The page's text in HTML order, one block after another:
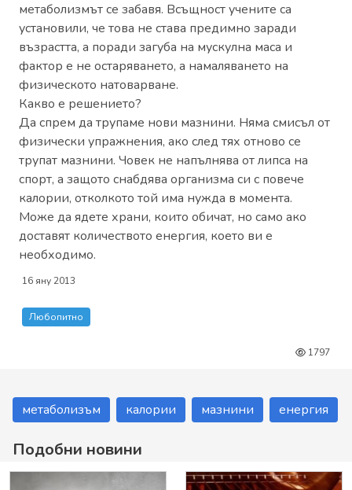
метаболизмът се забавя. Всъщност учените са
установили, че това не става предимно заради
възрастта, а поради загуба на мускулна маса и
фактор е не остаряването, а намаляването на
физическото натоварване.
Какво е решението?
Да спрем да трупаме нови мазнини. Няма смисъл от
физически упражнения, ако след тях отново се
трупат мазнини. Човек не напълнява от липса на
спорт, а защото снабдява организма си с повече
калории, отколкото той има нужда в момента.
Може да ядете храни, които обичат, но само ако
доставят количеството енергия, което ви е
необходимо.
16 яну 2013
Любопитно
1797
метаболизъм калории мазнини енергия
Подобни новини